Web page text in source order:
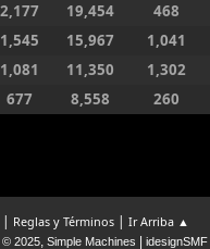
2,177 19,454 468
1,545 15,967 1,041
1,081 11,350 1,302
677 8,558 260
| Reglas y Términos | Ir Arriba ▲
© 2025, Simple Machines idesignSMF